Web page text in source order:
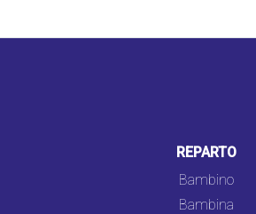
REPARTO
Bambino
Bambina